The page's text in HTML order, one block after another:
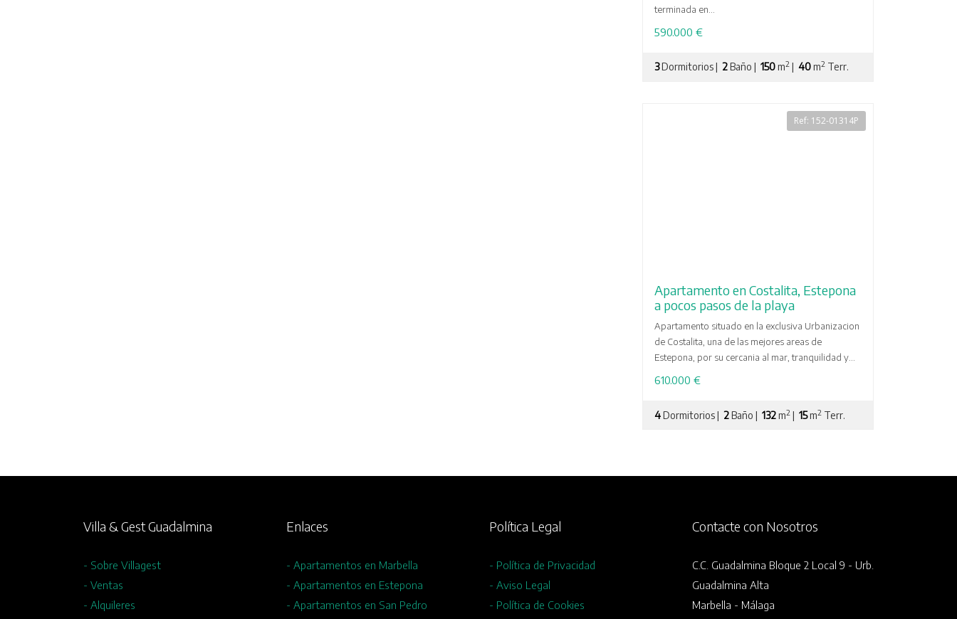
terminada en...
590.000 €
3Dormitorios |2Baño |150m2 |40m2 Terr.
Ref: 152-01314P
Apartamento en Costalita, Estepona
a pocos pasos de la playa
Apartamento situado en la exclusiva Urbanizacion
de Costalita, una de las mejores areas de
Estepona, por su cercania al mar, tranquilidad y...
610.000 €
4Dormitorios |2Baño |132m2 |15m2 Terr.
Villa & Gest Guadalmina
- Sobre Villagest
- Ventas
- Alquileres
Enlaces
- Apartamentos en Marbella
- Apartamentos en Estepona
- Apartamentos en San Pedro
Política Legal
- Política de Privacidad
- Aviso Legal
- Política de Cookies
Contacte con Nosotros
C.C. Guadalmina Bloque 2 Local 9 - Urb.
Guadalmina Alta
Marbella - Málaga